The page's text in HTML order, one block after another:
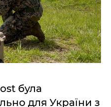
була
для України з